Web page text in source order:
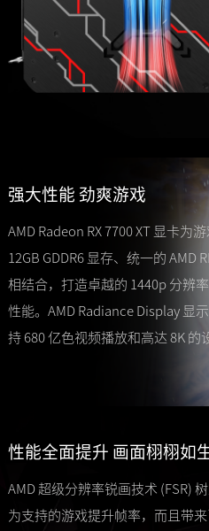
强大性能 劲爽游戏
AMD Radeon RX 7700 XT 显卡为
12GB GDDR6 显存、统一的 AMD
相结合，打造卓越的 1440p 分辨
性能。AMD Radiance Display 显
持 680 亿色视频播放和高达 8K
性能全面提升 画面栩栩如
AMD 超级分辨率锐画技术 (FSR)
为支持的游戏提升帧率，而且带